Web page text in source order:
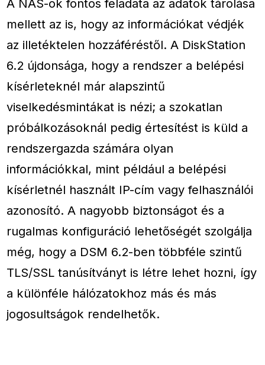
A NAS-ok fontos feladata az adatok tárolása
mellett az is, hogy az információkat védjék
az illetéktelen hozzáféréstől. A DiskStation
6.2 újdonsága, hogy a rendszer a belépési
kísérleteknél már alapszintű
viselkedésmintákat is nézi; a szokatlan
próbálkozásoknál pedig értesítést is küld a
rendszergazda számára olyan
információkkal, mint például a belépési
kísérletnél használt IP-cím vagy felhasználói
azonosító. A nagyobb biztonságot és a
rugalmas konfiguráció lehetőségét szolgálja
még, hogy a DSM 6.2-ben többféle szintű
TLS/SSL tanúsítványt is létre lehet hozni, így
a különféle hálózatokhoz más és más
jogosultságok rendelhetők.